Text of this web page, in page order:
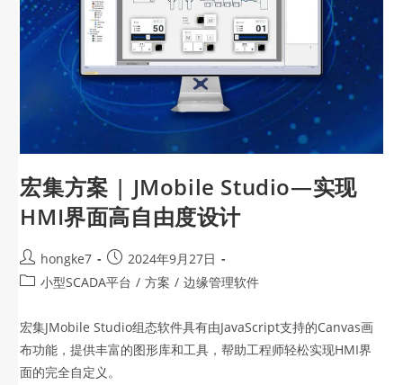
宏集方案 | JMobile Studio—实现
HMI界面高自由度设计
hongke7
2024年9月27日
小型SCADA平台 / 方案 / 边缘管理软件
宏集JMobile Studio组态软件具有由JavaScript支持的Canvas画
布功能，提供丰富的图形库和工具，帮助工程师轻松实现HMI界
面的完全自定义。